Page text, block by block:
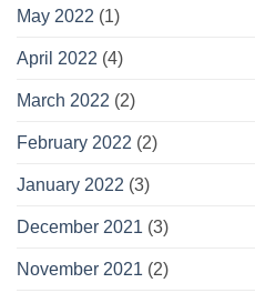
May 2022 (1)
April 2022 (4)
March 2022 (2)
February 2022 (2)
January 2022 (3)
December 2021 (3)
November 2021 (2)